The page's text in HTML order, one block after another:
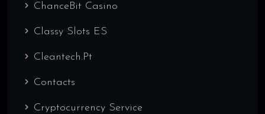
ChanceBit Casino
Classy Slots ES
Cleantech.pt
Contacts
Cryptocurrency Service